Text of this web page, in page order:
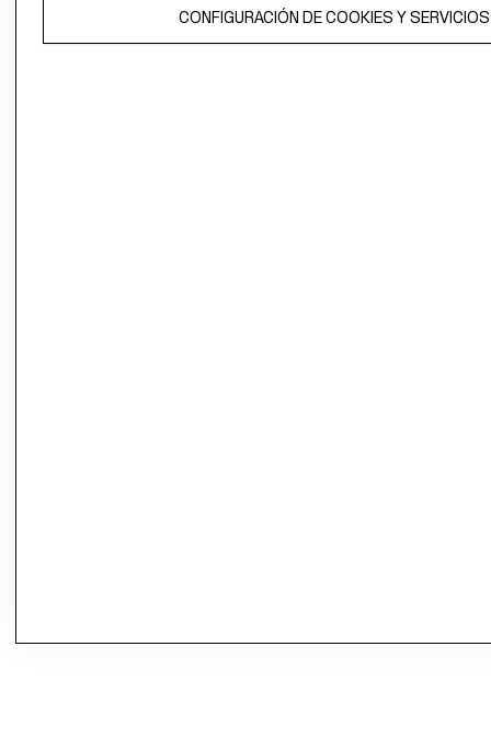
propiedad de H&M Hennes & Mauritz AB.
CONFIGURACIÓN DE COOKIES Y SERVICIOS